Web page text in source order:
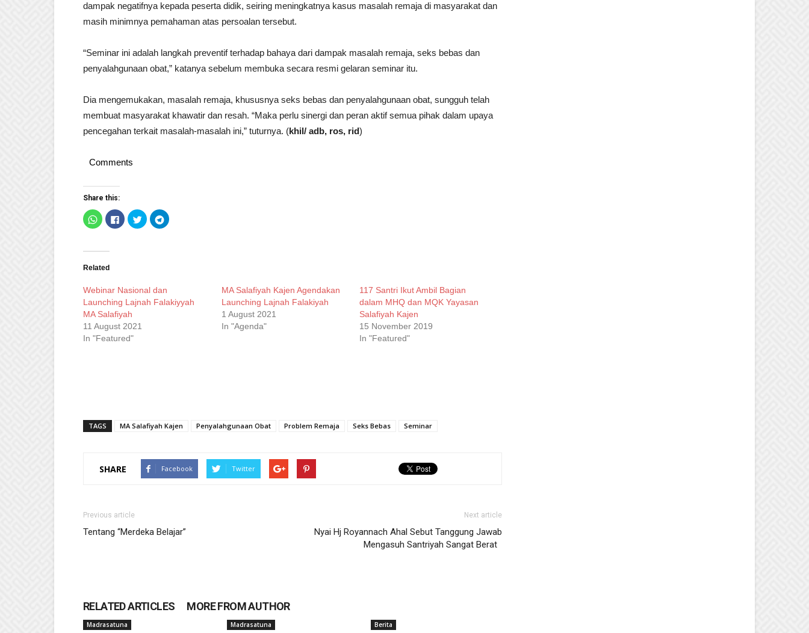
dampak negatifnya kepada peserta didik, seiring meningkatnya kasus masalah remaja di masyarakat dan
masih minimnya pemahaman atas persoalan tersebut.
“Seminar ini adalah langkah preventif terhadap bahaya dari dampak masalah remaja, seks bebas dan
penyalahgunaan obat,” katanya sebelum membuka secara resmi gelaran seminar itu.
Dia mengemukakan, masalah remaja, khususnya seks bebas dan penyalahgunaan obat, sungguh telah
membuat masyarakat khawatir dan resah. “Maka perlu sinergi dan peran aktif semua pihak dalam upaya
pencegahan terkait masalah-masalah ini,” tuturnya. (khil/ adb, ros, rid)
Comments
Share this:
Click
to
share
(Opens
new
Click
to
share
Click
to
share
Click
to
Related
Webinar Nasional dan
Launching Lajnah Falakiyyah
MA Salafiyah
11 August 2021
In "Featured"
MA Salafiyah Kajen Agendakan
Launching Lajnah Falakiyah
1 August 2021
In "Agenda"
117 Santri Ikut Ambil Bagian
dalam MHQ dan MQK Yayasan
Salafiyah Kajen
15 November 2019
In "Featured"
TAGS MA Salafiyah Kajen Penyalahgunaan Obat Problem Remaja Seks Bebas Seminar
SHARE Facebook Twitter
Previous article
Tentang “Merdeka Belajar”
Next article
Nyai Hj Royannach Ahal Sebut Tanggung Jawab
Mengasuh Santriyah Sangat Berat
RELATED ARTICLES MORE FROM AUTHOR
Madrasatuna Madrasatuna Berita